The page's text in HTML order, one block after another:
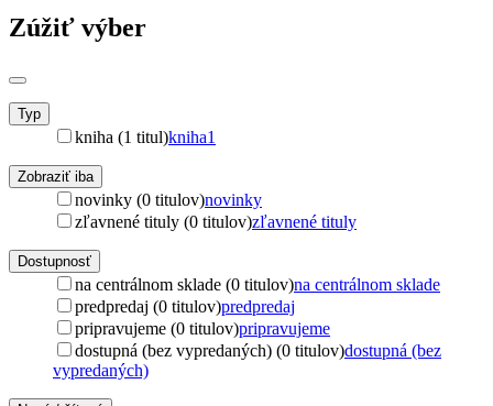
Zúžiť výber
Typ
kniha (1 titul)kniha1
Zobraziť iba
novinky (0 titulov)novinky
zľavnené tituly (0 titulov)zľavnené tituly
Dostupnosť
na centrálnom sklade (0 titulov)na centrálnom sklade
predpredaj (0 titulov)predpredaj
pripravujeme (0 titulov)pripravujeme
dostupná (bez vypredaných) (0 titulov)dostupná (bez
vypredaných)